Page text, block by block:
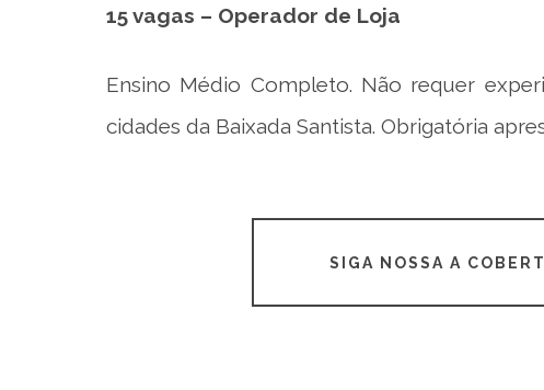
15 vagas – Operador de Loja
Ensino Médio Completo. Não requer
cidades da Baixada Santista. Obrigatória
SIGA NOSSA A